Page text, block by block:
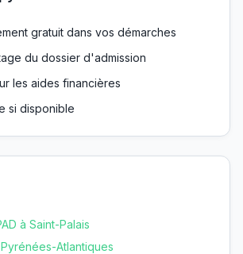
gratuit dans vos démarches
du dossier d'admission
les aides financières
si disponible
à Saint-Palais
Pyrénées-Atlantiques